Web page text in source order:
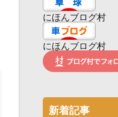
にほんブログ村
にほんブログ村
新着記事